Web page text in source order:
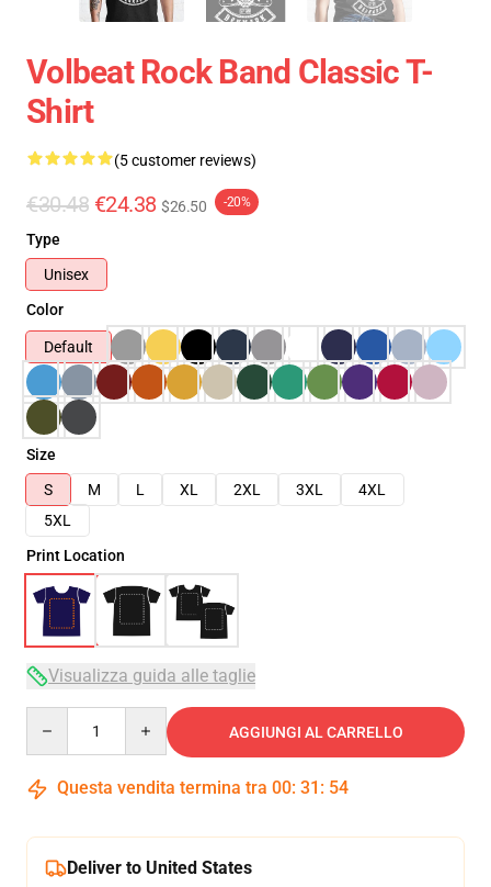
Volbeat Rock Band Classic T-
Shirt
(5 customer reviews)
€30.48 €24.38 $26.50 -20%
Type
Unisex
Color
Default
Size
S
M L XL 2XL 3XL
4XL
5XL
Print Location
Visualizza guida alle taglie
AGGIUNGI AL CARRELLO
Questa vendita termina tra 00: 31 : 54
Deliver to United States